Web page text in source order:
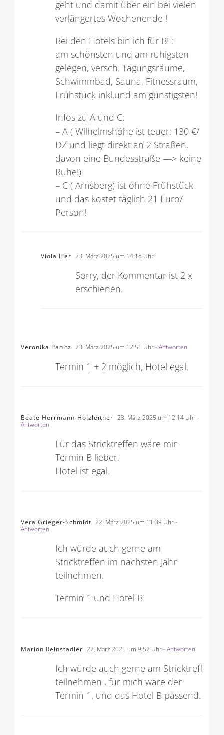
geht und damit über ein bei vielen
verlängertes Wochenende !
Bei den Hotels bin ich für B! :
am schönsten und am ruhigsten
gelegen, versch. Tagungsräume,
Schwimmbad, Sauna, Fitnessraum,
Frühstück inkl.und am günstigsten!
Infos zu A und C:
– A ( Wilhelmshöhe ist teuer: 130 €/
DZ und liegt direkt an 2 Straßen,
davon eine Bundesstraße —> keine
Ruhe!)
– C ( Arnsberg) ist ohne Frühstück
und das kostet täglich 21 Euro/
Person!
Viola Lier 23. März 2025 um 14:18 Uhr
Sorry, der Kommentar ist 2 x
erschienen.
Veronika Panitz 23. März 2025 um 12:51 Uhr- Antworten
Termin 1 + 2 möglich, Hotel egal.
Beate Herrmann-Holzleitner 23. März 2025 um 12:14 Uhr-
Antworten
Für das Stricktreffen wäre mir
Termin B lieber.
Hotel ist egal.
Vera Grieger-Schmidt 22. März 2025 um 11:39 Uhr-
Antworten
Ich würde auch gerne am
Stricktreffen im nächsten Jahr
teilnehmen.
Termin 1 und Hotel B
Marion Reinstädler 22. März 2025 um 9:52 Uhr- Antworten
Ich würde auch gerne am Stricktreff
teilnehmen , für mich wäre der
Termin 1, und das Hotel B passend.